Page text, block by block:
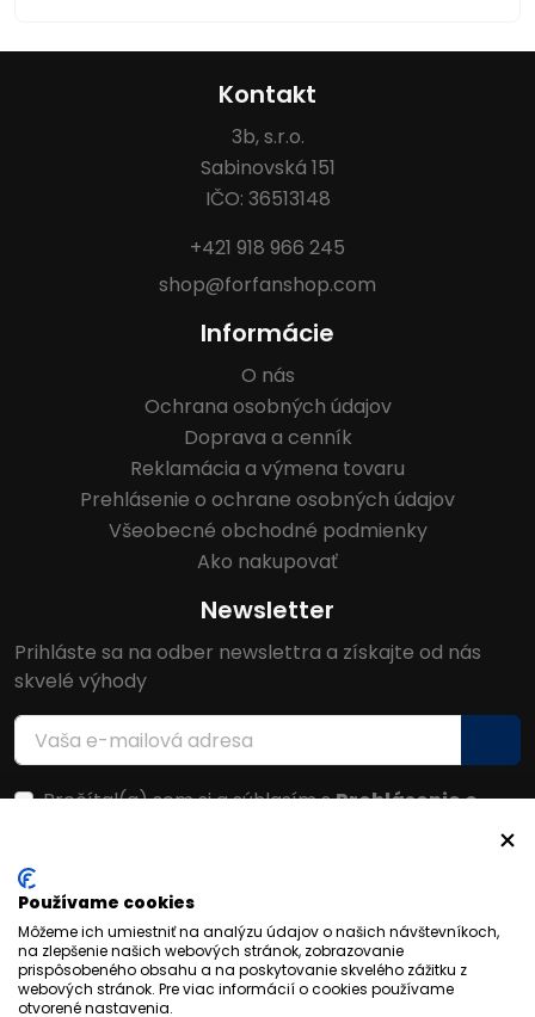
Kontakt
3b, s.r.o.
Sabinovská 151
IČO: 36513148
+421 918 966 245
shop@forfanshop.com
Informácie
O nás
Ochrana osobných údajov
Doprava a cenník
Reklamácia a výmena tovaru
Prehlásenie o ochrane osobných údajov
Všeobecné obchodné podmienky
Ako nakupovať
Newsletter
Prihláste sa na odber newslettra a získajte od nás
skvelé výhody
Prečítal(a) som si a súhlasím sPrehlásenie o
Používame cookies
Môžeme ich umiestniť na analýzu údajov o našich návštevníkoch,
na zlepšenie našich webových stránok, zobrazovanie
prispôsobeného obsahu a na poskytovanie skvelého zážitku z
webových stránok. Pre viac informácií o cookies používame
otvorené nastavenia.